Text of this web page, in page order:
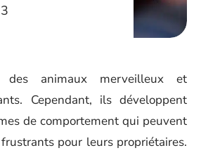
animaux merveilleux et
Cependant, ils développent
de comportement qui peuvent
pour leurs propriétaires.